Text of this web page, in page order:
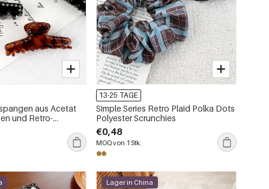
aus Acetat
und Retro-
der Serie Simple
13-25 TAGE
Simple Series Retro Plaid Polka Dots
Polyester Scrunchies
€0,48
MOQ von 1 Stk.
Lager in China